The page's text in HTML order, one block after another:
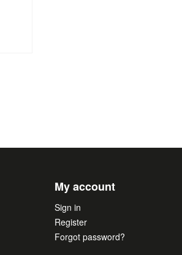
My account
Sign in
Register
Forgot password?